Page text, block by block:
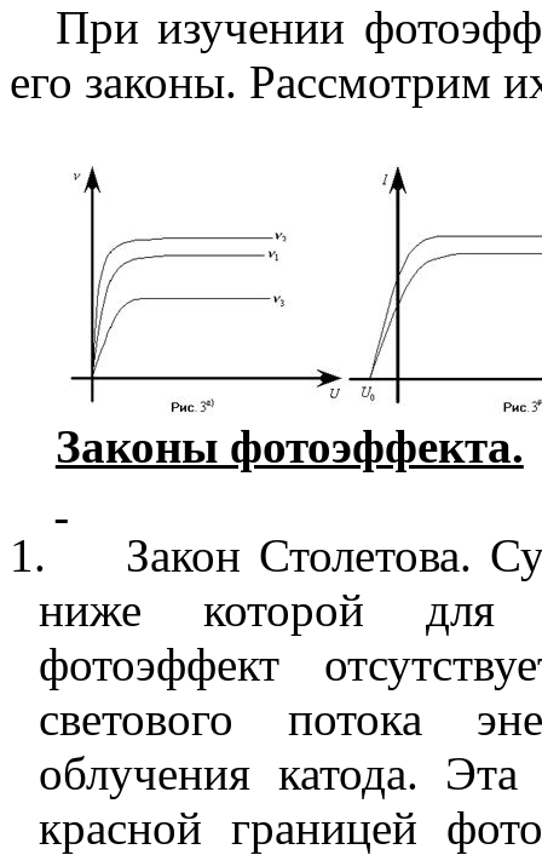
При изучении
его законы. Рассмотрим
Законы фотоэффекта.
1.
Закон Столетова.
ниже которой для
фотоэффект
светового потока
облучения катода. Эта
красной границей